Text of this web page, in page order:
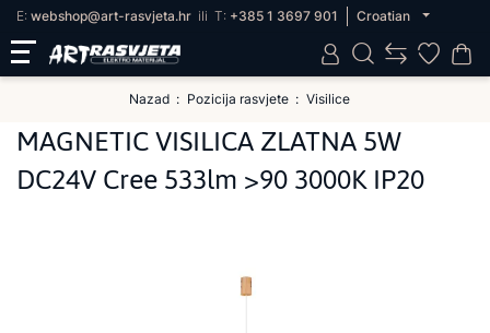
E: webshop@art-rasvjeta.hr ili T: +385 1 3697 901 Croatian
Nazad Pozicija rasvjete Visilice
MAGNETIC VISILICA ZLATNA 5W
DC24V Cree 533lm >90 3000K IP20